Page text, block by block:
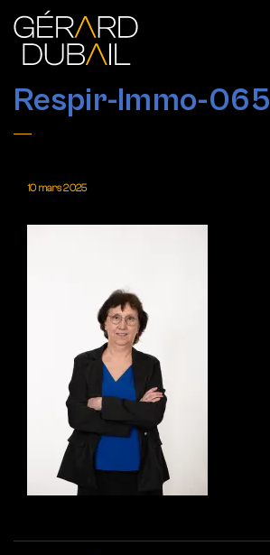
Respir-Immo-065
10 mars 2025